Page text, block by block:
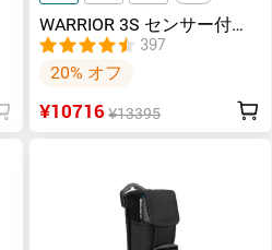
WARRIOR 3S センサー付き
タクティカルライト マグネ
ット充電式 懐中電灯
397
20% オフ
¥10716 ¥13395